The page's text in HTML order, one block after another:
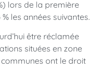
lors de la première
les années suivantes.
être réclamée
situées en zone
ont le droit